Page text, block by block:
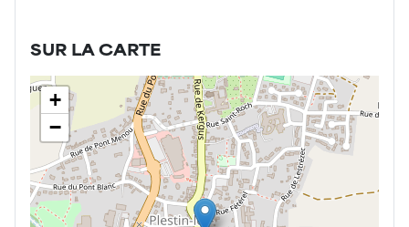
SUR LA CARTE
+
−